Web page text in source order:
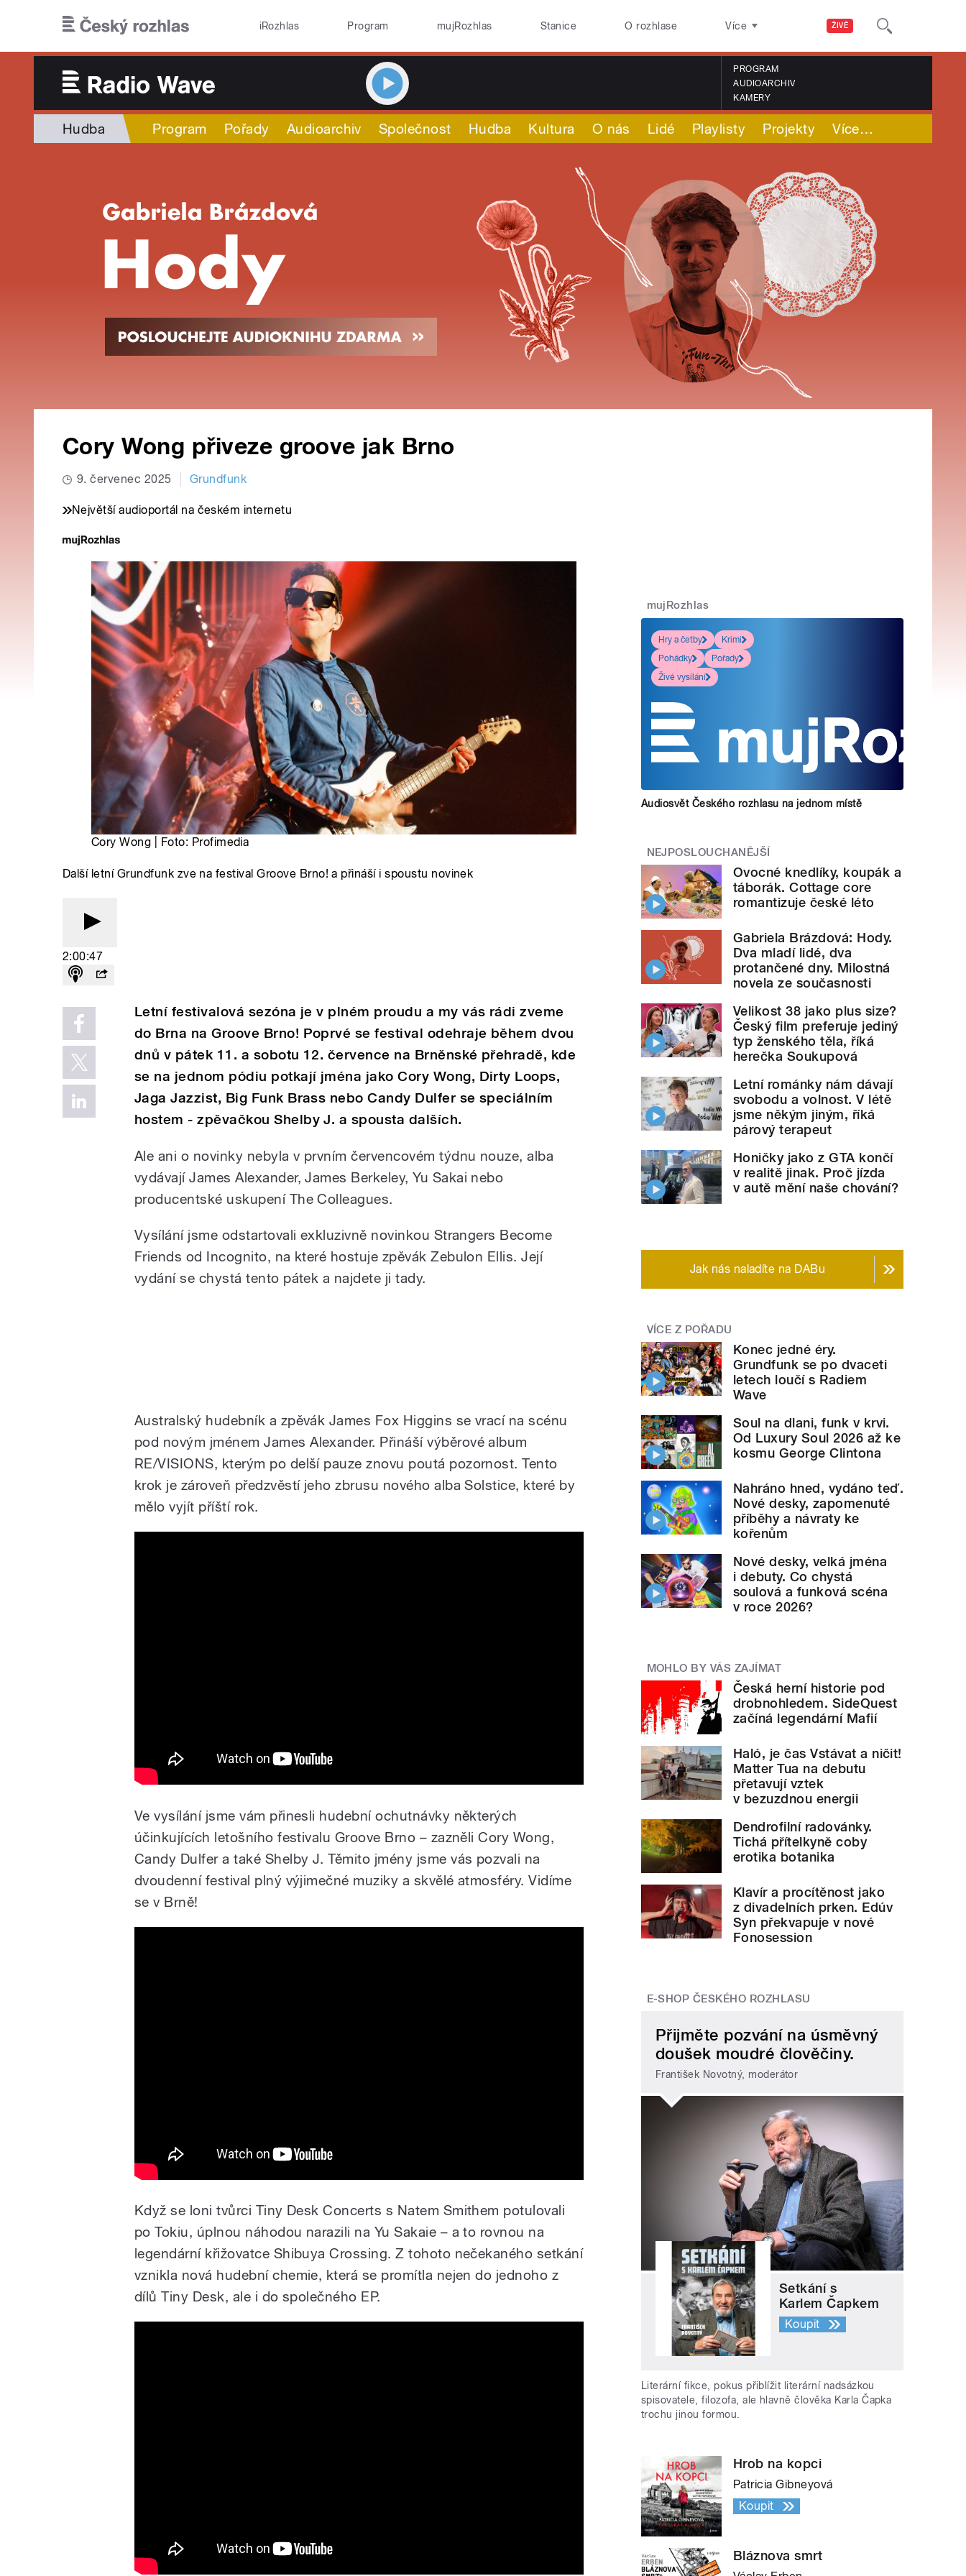
ŽIVĚ
iRozhlas Program mujRozhlas Stanice O rozhlase Více
PROGRAM
AUDIOARCHIV
KAMERY
Hudba Program Pořady Audioarchiv Společnost Hudba Kultura O nás Lidé Playlisty Projekty Více…
Cory Wong přiveze groove jak Brno
9. červenec 2025 Grundfunk
Největší audioportál na českém internetu
Cory Wong | Foto: Profimedia
Další letní Grundfunk zve na festival Groove Brno! a přináší i spoustu novinek
2:00:47
Letní festivalová sezóna je v plném proudu a my vás rádi zveme
do Brna na Groove Brno! Poprvé se festival odehraje během dvou
dnů v pátek 11. a sobotu 12. července na Brněnské přehradě, kde
se na jednom pódiu potkají jména jako Cory Wong, Dirty Loops,
Jaga Jazzist, Big Funk Brass nebo Candy Dulfer se speciálním
hostem - zpěvačkou Shelby J. a spousta dalších.
Ale ani o novinky nebyla v prvním červencovém týdnu nouze, alba
vydávají James Alexander, James Berkeley, Yu Sakai nebo
producentské uskupení The Colleagues.
Vysílání jsme odstartovali exkluzivně novinkou Strangers Become
Friends od Incognito, na které hostuje zpěvák Zebulon Ellis. Její
vydání se chystá tento pátek a najdete ji tady.
Australský hudebník a zpěvák James Fox Higgins se vrací na scénu
pod novým jménem James Alexander. Přináší výběrové album
RE/VISIONS, kterým po delší pauze znovu poutá pozornost. Tento
krok je zároveň předzvěstí jeho zbrusu nového alba Solstice, které by
mělo vyjít příští rok.
Ve vysílání jsme vám přinesli hudební ochutnávky některých
účinkujících letošního festivalu Groove Brno – zazněli Cory Wong,
Candy Dulfer a také Shelby J. Těmito jmény jsme vás pozvali na
dvoudenní festival plný výjimečné muziky a skvělé atmosféry. Vidíme
se v Brně!
Když se loni tvůrci Tiny Desk Concerts s Natem Smithem potulovali
po Tokiu, úplnou náhodou narazili na Yu Sakaie – a to rovnou na
legendární křižovatce Shibuya Crossing. Z tohoto nečekaného setkání
vznikla nová hudební chemie, která se promítla nejen do jednoho z
dílů Tiny Desk, ale i do společného EP.
mujRozhlas
Hry a četby
Krimi
Pohádky
Pořady
Živé vysílání
Audiosvět Českého rozhlasu na jednom místě
NEJPOSLOUCHANĚJŠÍ
Ovocné knedlíky, koupák a
táborák. Cottage core
romantizuje české léto
Gabriela Brázdová: Hody.
Dva mladí lidé, dva
protančené dny. Milostná
novela ze současnosti
Velikost 38 jako plus size?
Český film preferuje jediný
typ ženského těla, říká
herečka Soukupová
Letní románky nám dávají
svobodu a volnost. V létě
jsme někým jiným, říká
párový terapeut
Honičky jako z GTA končí
v realitě jinak. Proč jízda
v autě mění naše chování?
Jak nás naladíte na DABu
VÍCE Z POŘADU
Konec jedné éry.
Grundfunk se po dvaceti
letech loučí s Radiem
Wave
Soul na dlani, funk v krvi.
Od Luxury Soul 2026 až ke
kosmu George Clintona
Nahráno hned, vydáno teď.
Nové desky, zapomenuté
příběhy a návraty ke
kořenům
Nové desky, velká jména
i debuty. Co chystá
soulová a funková scéna
v roce 2026?
MOHLO BY VÁS ZAJÍMAT
Česká herní historie pod
drobnohledem. SideQuest
začíná legendární Mafií
Haló, je čas Vstávat a ničit!
Matter Tua na debutu
přetavují vztek
v bezuzdnou energii
Dendrofilní radovánky.
Tichá přítelkyně coby
erotika botanika
Klavír a procítěnost jako
z divadelních prken. Edúv
Syn překvapuje v nové
Fonosession
E-SHOP ČESKÉHO ROZHLASU
Přijměte pozvání na úsměvný
doušek moudré člověčiny.
František Novotný, moderátor
Setkání s
Karlem Čapkem
Koupit
Literární fikce, pokus přiblížit literární nadsázkou
spisovatele, filozofa, ale hlavně člověka Karla Čapka
trochu jinou formou.
Hrob na kopci
Patricia Gibneyová
Koupit
Bláznova smrt